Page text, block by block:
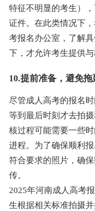
特征不明显的考生）
证件。在此类情况下
考报名办公室，了解
下，才允许考生提供与
10.提前准备，避免拖
尽管成人高考的报名
等到最后时刻才去拍
核过程可能需要一些
进程。为了确保顺利
符合要求的照片，确
传。
2025年河南成人高考
生根据相关标准拍摄